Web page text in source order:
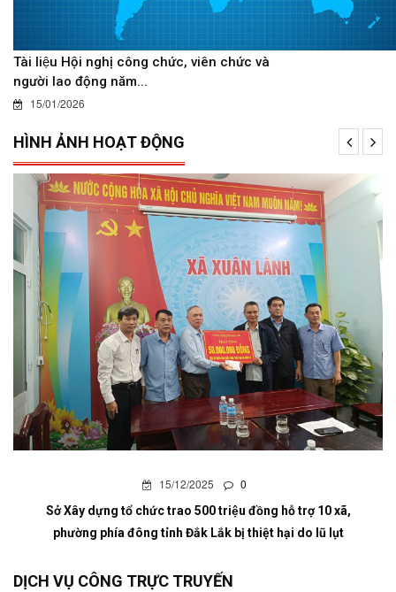
Tài liệu Hội nghị công chức, viên chức và
người lao động năm...
15/01/2026
HÌNH ẢNH HOẠT ĐỘNG
15/12/2025 0
Sở Xây dựng tổ chức trao 500 triệu đồng hỗ trợ 10 xã,
phường phía đông tỉnh Đắk Lắk bị thiệt hại do lũ lụt
DỊCH VỤ CÔNG TRỰC TRUYẾN